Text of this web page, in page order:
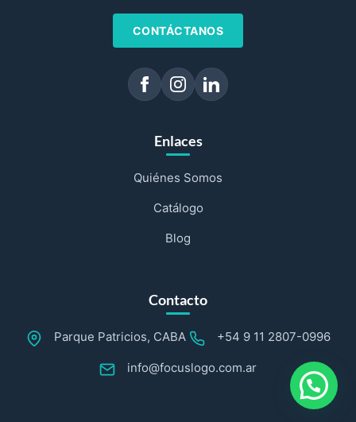
CONTÁCTANOS
Enlaces
Quiénes Somos
Catálogo
Blog
Contacto
Parque Patricios, CABA +54 9 11 2807-0996
info@focuslogo.com.ar